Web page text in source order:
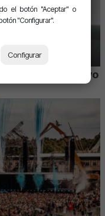
en «ZIZI», el nuevo
el botón "Aceptar" o
"Configurar".
Configurar